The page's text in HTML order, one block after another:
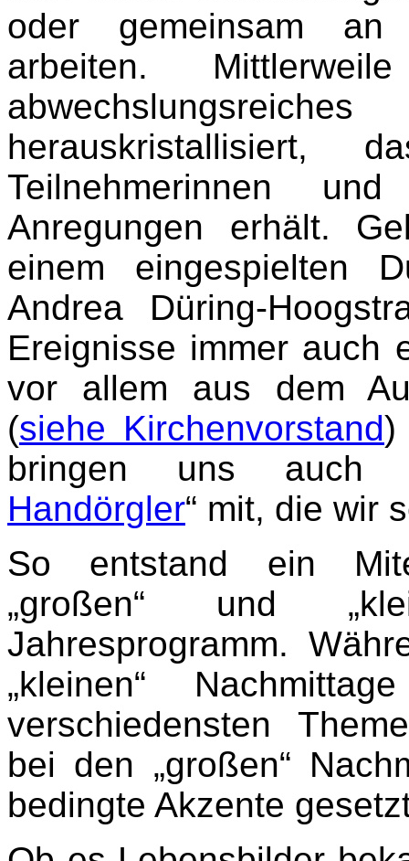
oder gemeinsam an
arbeiten.
Teilnehmerinnen
Anregungen erhält.
einem eingespielten
Andrea Düring-
Ereignisse immer auch
vor allem aus dem
(siehe Kirchenvorstand)
bringen uns auch
Handörgler“ mit, die wir
So entstand ein
„großen“ und
Jahresprogramm.
„kleinen“
verschiedensten
bei den „großen“
bedingte Akzente